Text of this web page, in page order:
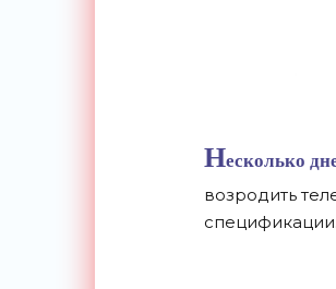
Несколько
возродить
спецификации.